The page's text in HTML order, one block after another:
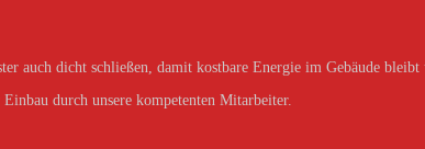
auch dicht schließen, damit kostbare Energie im Gebäude
durch unsere kompetenten Mitarbeiter.